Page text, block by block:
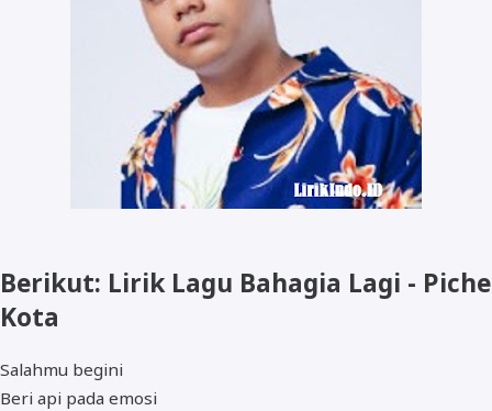
Berikut: Lirik Lagu Bahagia Lagi - Piche
Kota
Salahmu begini
Beri api pada emosi